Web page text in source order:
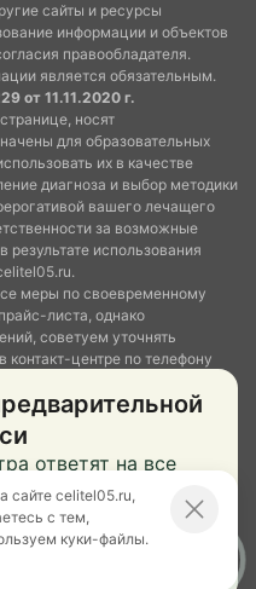
ответят на все
сайты и ресурсы
информации и объектов
правообладателя.
является обязательным.
от 11.11.2020 г.
носят
для образовательных
их в качестве
диагноза и выбор методики
вашего лечащего
за возможные
результате использования
меры по своевременному
листа, однако
советуем уточнять
контакт-центре по телефону
прайс не является офертой.
основании договора.
сайте celitel05.ru,
с тем,
куки-файлы.